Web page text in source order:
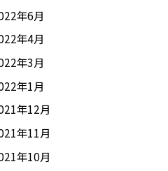
年6月
年4月
年3月
年1月
年12月
年11月
年10月